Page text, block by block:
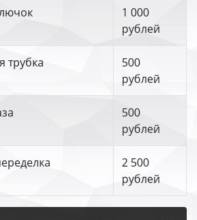
1 000
рублей
трубка
500
рублей
500
рублей
2 500
рублей